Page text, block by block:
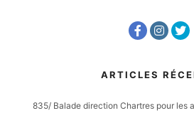
ARTICLES
835/ Balade direction Chartres pour les